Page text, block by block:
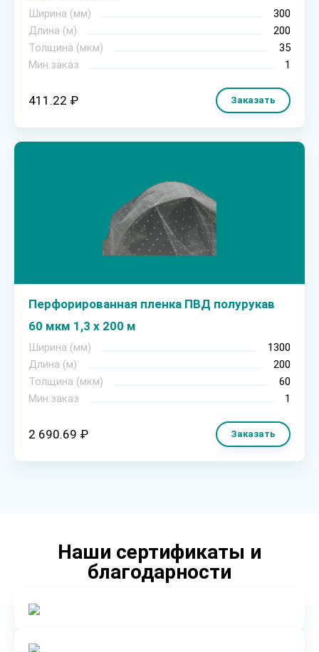
Ширина (мм)
300
Длина (м)
200
Толщина (мкм)
35
Мин.заказ
1
411.22 ₽ Заказать
Перфорированная пленка ПВД полурукав
60 мкм 1,3 х 200 м
Ширина (мм)
1300
Длина (м)
200
Толщина (мкм)
60
Мин.заказ
1
2 690.69 ₽ Заказать
Наши сертификаты и
благодарности